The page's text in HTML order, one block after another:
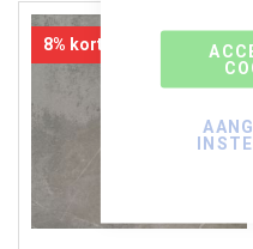
8% korting